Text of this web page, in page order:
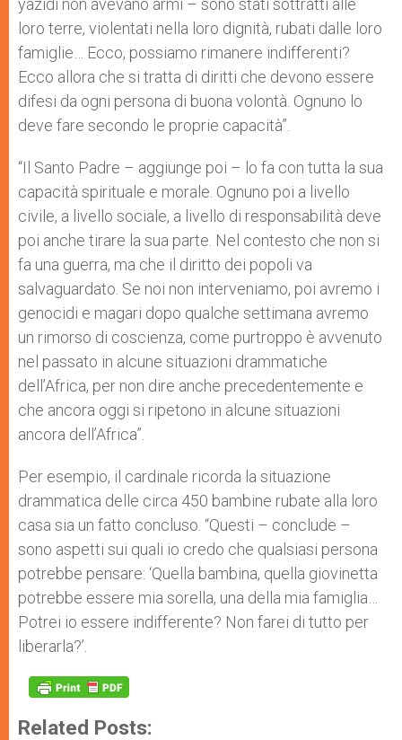
yazidi non avevano armi – sono stati sottratti alle
loro terre, violentati nella loro dignità, rubati dalle loro
famiglie… Ecco, possiamo rimanere indifferenti?
Ecco allora che si tratta di diritti che devono essere
difesi da ogni persona di buona volontà. Ognuno lo
deve fare secondo le proprie capacità”.
“Il Santo Padre – aggiunge poi – lo fa con tutta la sua
capacità spirituale e morale. Ognuno poi a livello
civile, a livello sociale, a livello di responsabilità deve
poi anche tirare la sua parte. Nel contesto che non si
fa una guerra, ma che il diritto dei popoli va
salvaguardato. Se noi non interveniamo, poi avremo i
genocidi e magari dopo qualche settimana avremo
un rimorso di coscienza, come purtroppo è avvenuto
nel passato in alcune situazioni drammatiche
dell’Africa, per non dire anche precedentemente e
che ancora oggi si ripetono in alcune situazioni
ancora dell’Africa”.
Per esempio, il cardinale ricorda la situazione
drammatica delle circa 450 bambine rubate alla loro
casa sia un fatto concluso. “Questi – conclude –
sono aspetti sui quali io credo che qualsiasi persona
potrebbe pensare: ‘Quella bambina, quella giovinetta
potrebbe essere mia sorella, una della mia famiglia…
Potrei io essere indifferente? Non farei di tutto per
liberarla?’.
Related Posts: